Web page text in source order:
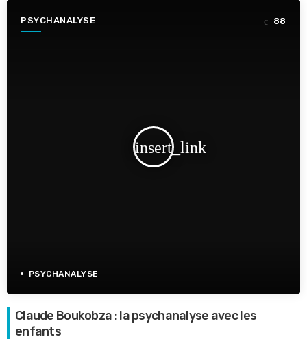
PSYCHANALYSE
insert_link
88
PSYCHANALYSE
Claude Boukobza : la psychanalyse avec les
enfants